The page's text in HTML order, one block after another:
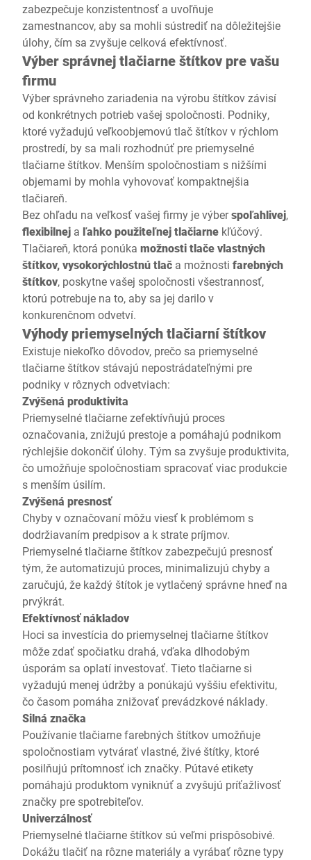
zabezpečuje konzistentnosť a uvoľňuje
zamestnancov, aby sa mohli sústrediť na dôležitejšie
úlohy, čím sa zvyšuje celková efektívnosť.
Výber správnej tlačiarne štítkov pre vašu
firmu
Výber správneho zariadenia na výrobu štítkov závisí
od konkrétnych potrieb vašej spoločnosti. Podniky,
ktoré vyžadujú veľkoobjemovú tlač štítkov v rýchlom
prostredí, by sa mali rozhodnúť pre priemyselné
tlačiarne štítkov. Menším spoločnostiam s nižšími
objemami by mohla vyhovovať kompaktnejšia
tlačiareň.
Bez ohľadu na veľkosť vašej firmy je výberspoľahlivej,
flexibilnej a ľahko použiteľnejtlačiarne kľúčový.
Tlačiareň, ktorá ponúka možnosti tlače vlastných
štítkov, vysokorýchlostnú tlač a možnosti farebných
štítkov, poskytne vašej spoločnosti všestrannosť,
ktorú potrebuje na to, aby sa jej darilo v
konkurenčnom odvetví.
Výhody priemyselných tlačiarní štítkov
Existuje niekoľko dôvodov, prečo sa priemyselné
tlačiarne štítkov stávajú nepostrádateľnými pre
podniky v rôznych odvetviach:
Zvýšená produktivita
Priemyselné tlačiarne zefektívňujú proces
označovania, znižujú prestoje a pomáhajú podnikom
rýchlejšie dokončiť úlohy. Tým sa zvyšuje produktivita,
čo umožňuje spoločnostiam spracovať viac produkcie
s menším úsilím.
Zvýšená presnosť
Chyby v označovaní môžu viesť k problémom s
dodržiavaním predpisov a k strate príjmov.
Priemyselné tlačiarne štítkov zabezpečujú presnosť
tým, že automatizujú proces, minimalizujú chyby a
zaručujú, že každý štítok je vytlačený správne hneď na
prvýkrát.
Efektívnosť nákladov
Hoci sa investícia do priemyselnej tlačiarne štítkov
môže zdať spočiatku drahá, vďaka dlhodobým
úsporám sa oplatí investovať. Tieto tlačiarne si
vyžadujú menej údržby a ponúkajú vyššiu efektivitu,
čo časom pomáha znižovať prevádzkové náklady.
Silná značka
Používanie tlačiarne farebných štítkov umožňuje
spoločnostiam vytvárať vlastné, živé štítky, ktoré
posilňujú prítomnosť ich značky. Pútavé etikety
pomáhajú produktom vyniknúť a zvyšujú príťažlivosť
značky pre spotrebiteľov.
Univerzálnosť
Priemyselné tlačiarne štítkov sú veľmi prispôsobivé.
Dokážu tlačiť na rôzne materiály a vyrábať rôzne typy